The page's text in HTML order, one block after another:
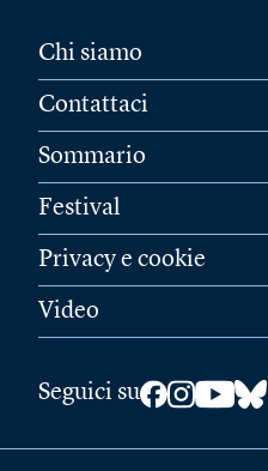
Chi siamo
Contattaci
Sommario
Festival
Privacy e cookie
Video
Seguici su